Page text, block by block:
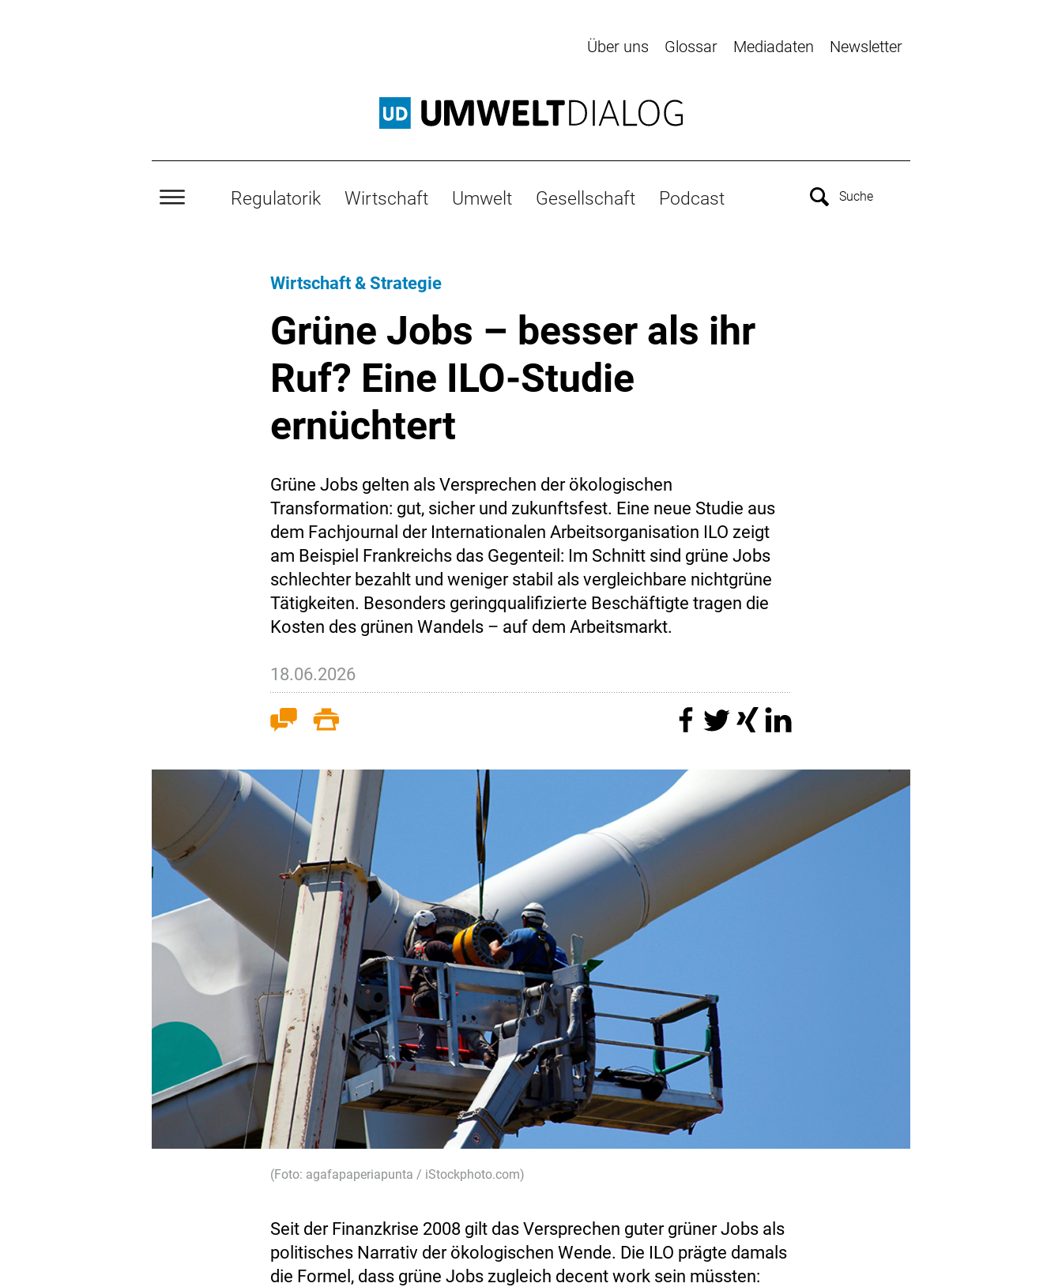
Über uns Glossar Mediadaten Newsletter
Regulatorik Wirtschaft Umwelt Gesellschaft Podcast
Wirtschaft & Strategie
Grüne Jobs – besser als ihr
Ruf? Eine ILO-Studie
ernüchtert
Grüne Jobs gelten als Versprechen der ökologischen
Transformation: gut, sicher und zukunftsfest. Eine neue Studie aus
dem Fachjournal der Internationalen Arbeitsorganisation ILO zeigt
am Beispiel Frankreichs das Gegenteil: Im Schnitt sind grüne Jobs
schlechter bezahlt und weniger stabil als vergleichbare nichtgrüne
Tätigkeiten. Besonders geringqualifizierte Beschäftigte tragen die
Kosten des grünen Wandels – auf dem Arbeitsmarkt.
18.06.2026
(Foto: agafapaperiapunta / iStockphoto.com)
Seit der Finanzkrise 2008 gilt das Versprechen guter grüner Jobs als
politisches Narrativ der ökologischen Wende. Die ILO prägte damals
die Formel, dass grüne Jobs zugleich decent work sein müssten: